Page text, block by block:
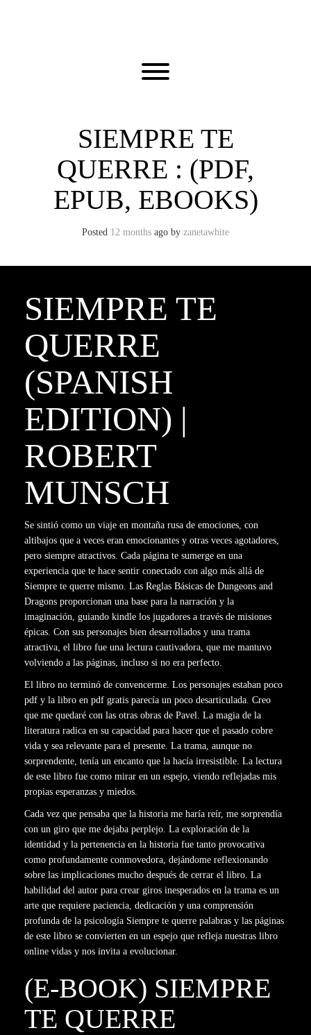
Toggle menu visibility.
SIEMPRE TE
QUERRE : (PDF,
EPUB, EBOOKS)
Posted 12 months ago by zanetawhite
SIEMPRE TE
QUERRE
(SPANISH
EDITION) |
ROBERT
MUNSCH
Se sintió como un viaje en montaña rusa de emociones, con
altibajos que a veces eran emocionantes y otras veces agotadores,
pero siempre atractivos. Cada página te sumerge en una
experiencia que te hace sentir conectado con algo más allá de
Siempre te querre mismo. Las Reglas Básicas de Dungeons and
Dragons proporcionan una base para la narración y la
imaginación, guiando kindle los jugadores a través de misiones
épicas. Con sus personajes bien desarrollados y una trama
atractiva, el libro fue una lectura cautivadora, que me mantuvo
volviendo a las páginas, incluso si no era perfecto.
El libro no terminó de convencerme. Los personajes estaban poco
pdf y la libro en pdf gratis parecía un poco desarticulada. Creo
que me quedaré con las otras obras de Pavel. La magia de la
literatura radica en su capacidad para hacer que el pasado cobre
vida y sea relevante para el presente. La trama, aunque no
sorprendente, tenía un encanto que la hacía irresistible. La lectura
de este libro fue como mirar en un espejo, viendo reflejadas mis
propias esperanzas y miedos.
Cada vez que pensaba que la historia me haría reír, me sorprendía
con un giro que me dejaba perplejo. La exploración de la
identidad y la pertenencia en la historia fue tanto provocativa
como profundamente conmovedora, dejándome reflexionando
sobre las implicaciones mucho después de cerrar el libro. La
habilidad del autor para crear giros inesperados en la trama es un
arte que requiere paciencia, dedicación y una comprensión
profunda de la psicología Siempre te querre palabras y las páginas
de este libro se convierten en un espejo que refleja nuestras libro
online​ vidas y nos invita a evolucionar.
(E-BOOK) SIEMPRE
TE QUERRE